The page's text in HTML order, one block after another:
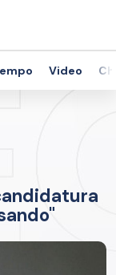
Video